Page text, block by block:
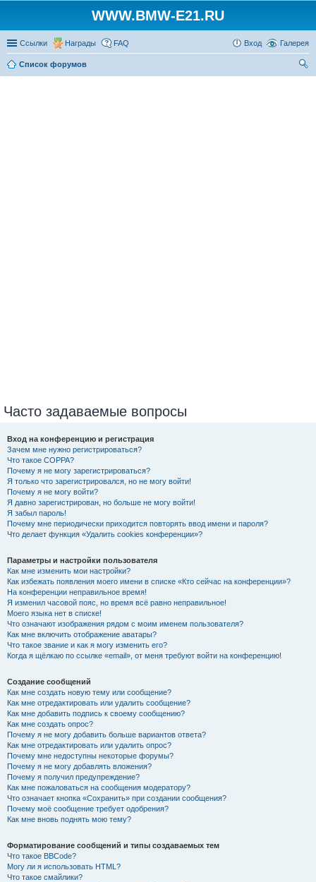
WWW.BMW-E21.RU
Ссылки Награды Галерея
FAQ Вход
Список форумов
Часто задаваемые вопросы
Вход на конференцию и регистрация
Зачем мне нужно регистрироваться?
Что такое COPPA?
Почему я не могу зарегистрироваться?
Я только что зарегистрировался, но не могу войти!
Почему я не могу войти?
Я давно зарегистрирован, но больше не могу войти!
Я забыл пароль!
Почему мне периодически приходится повторять ввод имени и пароля?
Что делает функция «Удалить cookies конференции»?
Параметры и настройки пользователя
Как мне изменить мои настройки?
Как избежать появления моего имени в списке «Кто сейчас на конференции»?
На конференции неправильное время!
Я изменил часовой пояс, но время всё равно неправильное!
Моего языка нет в списке!
Что означают изображения рядом с моим именем пользователя?
Как мне включить отображение аватары?
Что такое звание и как я могу изменить его?
Когда я щёлкаю по ссылке «email», от меня требуют войти на конференцию!
Создание сообщений
Как мне создать новую тему или сообщение?
Как мне отредактировать или удалить сообщение?
Как мне добавить подпись к своему сообщению?
Как мне создать опрос?
Почему я не могу добавить больше вариантов ответа?
Как мне отредактировать или удалить опрос?
Почему мне недоступны некоторые форумы?
Почему я не могу добавлять вложения?
Почему я получил предупреждение?
Как мне пожаловаться на сообщения модератору?
Что означает кнопка «Сохранить» при создании сообщения?
Почему моё сообщение требует одобрения?
Как мне вновь поднять мою тему?
Форматирование сообщений и типы создаваемых тем
Что такое BBCode?
Могу ли я использовать HTML?
Что такое смайлики?